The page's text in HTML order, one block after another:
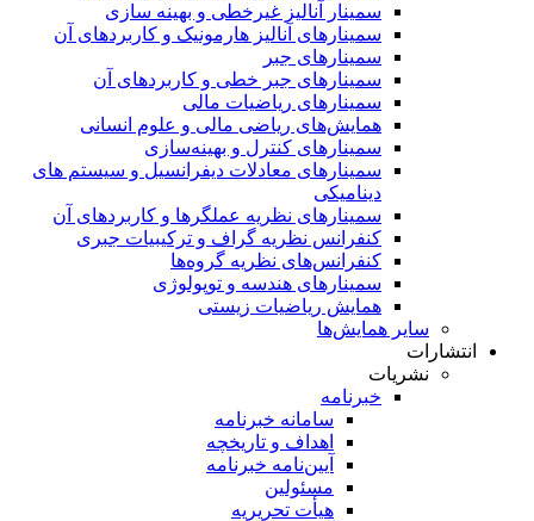
سمینار آنالیز غیرخطی و بهینه سازی
سمینارهای آنالیز هارمونیک و کاربردهای آن
سمینار‌های جبر
سمینارهای جبر خطی و کاربردهای آن
سمینار‌های ریاضیات مالی
همایش‌های ریاضی مالی و علوم انسانی
سمینارهای کنترل و بهینه‌سازی
سمینارهای معادلات دیفرانسیل و سیستم های
دینامیکی
سمینار‌های نظریه عملگرها و کاربردهای آن
کنفرانس نظریه گراف و ترکیبیات جبری
کنفرانس‌های نظریه گروه‌ها
سمینار‌های هندسه و توپولوژی
همایش ریاضیات زیستی
سایر همایش‌ها
انتشارات
نشریات
خبرنامه
سامانه خبرنامه
اهداف و تاریخچه
آیین‌نامه خبرنامه
مسئولین
هیأت تحریریه